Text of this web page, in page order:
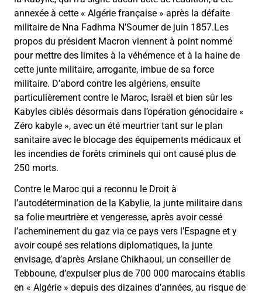
annexée à cette « Algérie française » après la défaite
militaire de Nna Fadhma N’Soumer de juin 1857.Les
propos du président Macron viennent à point nommé
pour mettre des limites à la véhémence et à la haine de
cette junte militaire, arrogante, imbue de sa force
militaire. D’abord contre les algériens, ensuite
particulièrement contre le Maroc, Israël et bien sûr les
Kabyles ciblés désormais dans l’opération génocidaire «
Zéro kabyle », avec un été meurtrier tant sur le plan
sanitaire avec le blocage des équipements médicaux et
les incendies de forêts criminels qui ont causé plus de
250 morts.
Contre le Maroc qui a reconnu le Droit à
l’autodétermination de la Kabylie, la junte militaire dans
sa folie meurtrière et vengeresse, après avoir cessé
l’acheminement du gaz via ce pays vers l’Espagne et y
avoir coupé ses relations diplomatiques, la junte
envisage, d’après Arslane Chikhaoui, un conseiller de
Tebboune, d’expulser plus de 700 000 marocains établis
en « Algérie » depuis des dizaines d’années, au risque de